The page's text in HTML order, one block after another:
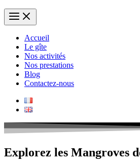
Accueil
Le gîte
Nos activités
Nos prestations
Blog
Contactez-nous
Explorez les Mangroves